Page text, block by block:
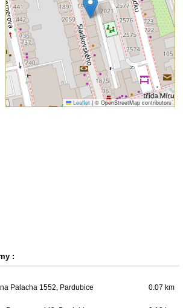
Leaflet |© OpenStreetMap contributors
:
Palacha 1552, Pardubice 0.07 km